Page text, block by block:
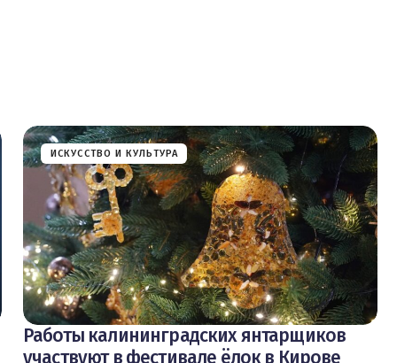
ИСКУССТВО И КУЛЬТУРА
Работы калининградских янтарщиков
участвуют в фестивале ёлок в Кирове